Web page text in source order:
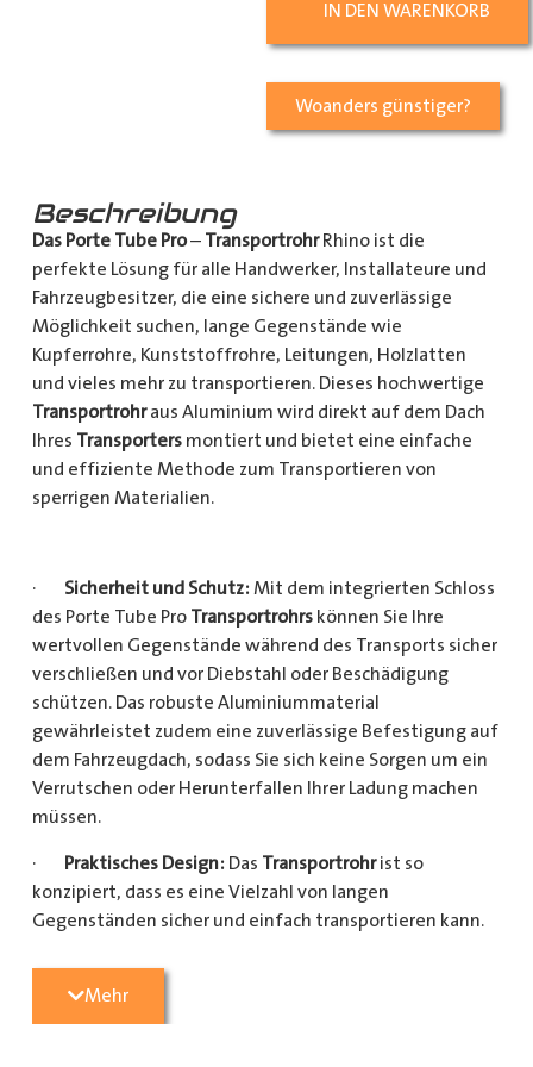
IN DEN WARENKORB
Woanders günstiger?
Beschreibung
Das Porte Tube Pro– TransportrohrRhino ist die
perfekte Lösung für alle Handwerker, Installateure und
Fahrzeugbesitzer, die eine sichere und zuverlässige
Möglichkeit suchen, lange Gegenstände wie
Kupferrohre, Kunststoffrohre, Leitungen, Holzlatten
und vieles mehr zu transportieren. Dieses hochwertige
Transportrohraus Aluminium wird direkt auf dem Dach
Ihres Transportersmontiert und bietet eine einfache
und effiziente Methode zum Transportieren von
sperrigen Materialien.
· Sicherheit und Schutz: Mit dem integrierten Schloss
des Porte Tube Pro Transportrohrskönnen Sie Ihre
wertvollen Gegenstände während des Transports sicher
verschließen und vor Diebstahl oder Beschädigung
schützen. Das robuste Aluminiummaterial
gewährleistet zudem eine zuverlässige Befestigung auf
dem Fahrzeugdach, sodass Sie sich keine Sorgen um ein
Verrutschen oder Herunterfallen Ihrer Ladung machen
müssen.
· Praktisches Design: Das Transportrohrist so
konzipiert, dass es eine Vielzahl von langen
Gegenständen sicher und einfach transportieren kann.
Kunststoffrohre für den Sanitärbereich oder Holzlatten
für den Bau benötigen, dieses
Mehr